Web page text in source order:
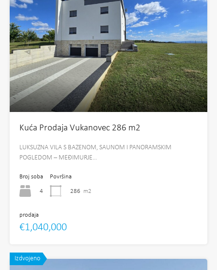
Kuća Prodaja Vukanovec 286 m2
LUKSUZNA VILA S BAZENOM, SAUNOM I PANORAMSKIM
POGLEDOM – MEĐIMURJE…
Broj soba
4
Površina
286 m2
prodaja
€1,040,000
Izdvojeno